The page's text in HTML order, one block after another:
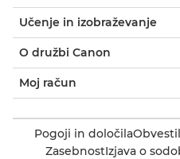
Učenje in izobraževanje
O družbi Canon
Moj račun
Pogoji in določila
ZasebnostIzjava o